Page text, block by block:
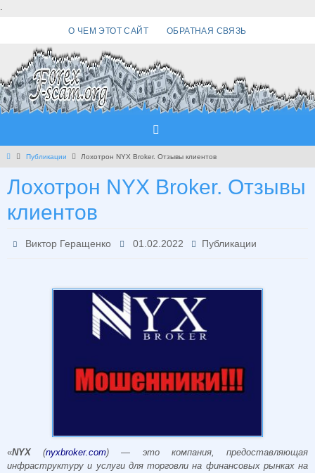
.
О ЧЕМ ЭТОТ САЙТ ОБРАТНАЯ СВЯЗЬ
Главная
Публикации Лохотрон NYX Broker. Отзывы клиентов
Лохотрон NYX Broker. Отзывы
клиентов
Виктор Геращенко 01.02.2022 Публикации
«NYX (nyxbroker.com) — это компания, предоставляющая
инфраструктуру и услуги для торговли на финансовых рынках на